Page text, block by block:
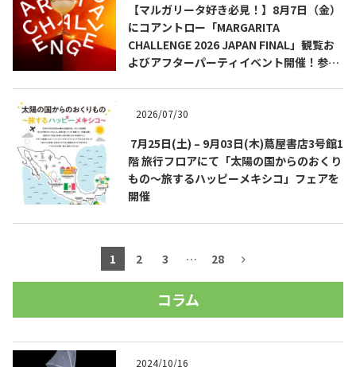
【マルガリータ好き必見！】8月7日（金）
にコアントロー「MARGARITA
CHALLENGE 2026 JAPAN FINAL」観覧お
よびアフターパーティイベント開催！参加
2026/07/30
7月25日(土) – 9月03日(木)蔦屋書店3号館1
階 旅行フロアにて「太陽の国からのおくり
もの～旅するハッピーメキシコ」フェアを
開催
1 2 3 … 28
コラム
2024/10/16